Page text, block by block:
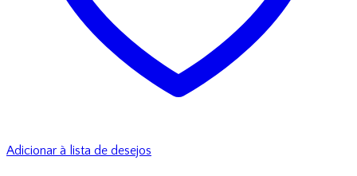
Adicionar à lista de desejos